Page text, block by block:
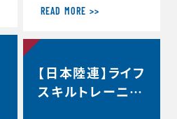
がらその時々の適切
との重要性を話して
バランスを理解するこ
とのメリットはそれだ
けにとどまりません。
READ MORE >>
【日本陸連】ライフ
スキルトレーニン